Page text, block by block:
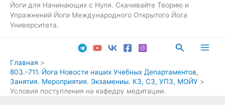
Йоги для Начинающих с Нуля. Скачивайте Теорию и
Упражнений Йоги Международного Открытого Йога
Университета.
Поиск
Главная
803.-711. Йога Новости наших Учебных Департаментов,
Занятия. Мероприятия. Экзамениы. КЗ, СЗ, УПЗ, МОЙУ
Условия поступления на кафедру медитации.